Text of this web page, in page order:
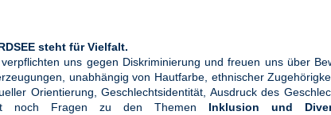
steht für Vielfalt.
uns gegen Diskriminierung und freuen uns über
unabhängig von Hautfarbe, ethnischer
Orientierung, Geschlechtsidentität, Ausdruck des
noch Fragen zu den Themen Inklusion und